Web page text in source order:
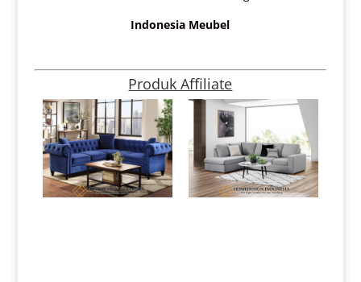
Indonesia Meubel
Produk Affiliate